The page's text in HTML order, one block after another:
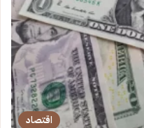
اقتصاد